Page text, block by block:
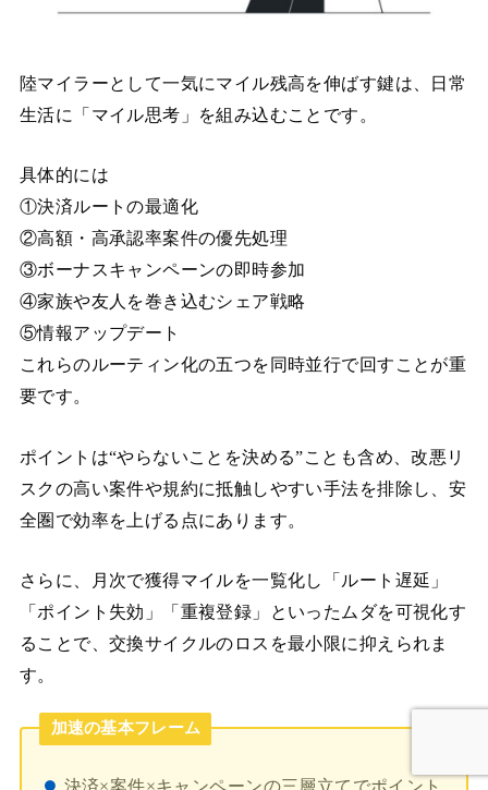
陸マイラーとして一気にマイル残高を伸ばす鍵は、日常
生活に「マイル思考」を組み込むことです。
具体的には
①決済ルートの最適化
②高額・高承認率案件の優先処理
③ボーナスキャンペーンの即時参加
④家族や友人を巻き込むシェア戦略
⑤情報アップデート
これらのルーティン化の五つを同時並行で回すことが重
要です。
ポイントは“やらないことを決める”ことも含め、改悪リ
スクの高い案件や規約に抵触しやすい手法を排除し、安
全圏で効率を上げる点にあります。
さらに、月次で獲得マイルを一覧化し「ルート遅延」
「ポイント失効」「重複登録」といったムダを可視化す
ることで、交換サイクルのロスを最小限に抑えられま
す。
加速の基本フレーム